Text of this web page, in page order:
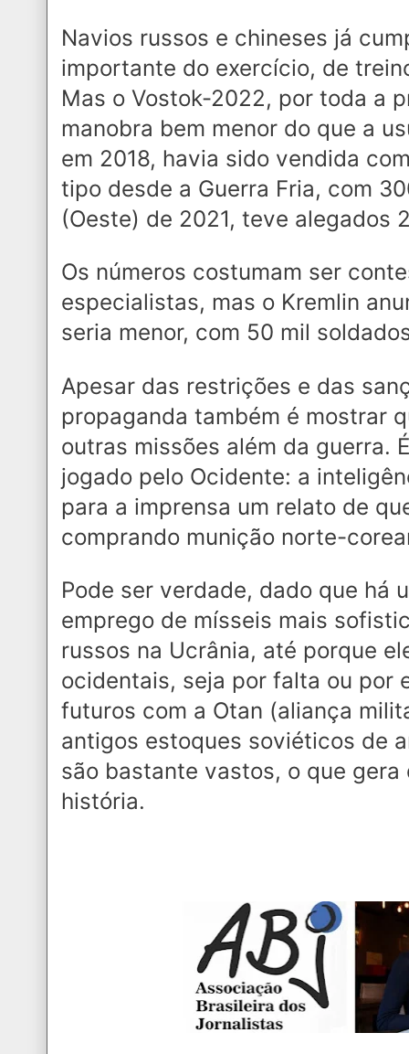
Navios russos e chineses já
importante do exercício, de
Mas o Vostok-2022, por toda a
manobra bem menor do que a
em 2018, havia sido vendida
tipo desde a Guerra Fria, com
(Oeste) de 2021, teve alegados
Os números costumam ser
especialistas, mas o Kremlin
seria menor, com 50 mil
Apesar das restrições e das
propaganda também é mostrar
outras missões além da guerra.
jogado pelo Ocidente: a
para a imprensa um relato de
comprando munição norte-
Pode ser verdade, dado que há
emprego de mísseis mais
russos na Ucrânia, até porque
ocidentais, seja por falta ou por
futuros com a Otan (aliança
antigos estoques soviéticos de
são bastante vastos, o que
história.